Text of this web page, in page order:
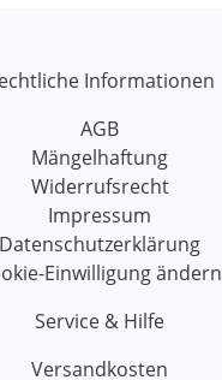
Informationen
AGB
Mängelhaftung
Widerrufsrecht
Impressum
Datenschutzerklärung
Einwilligung ändern
Service & Hilfe
Versandkosten